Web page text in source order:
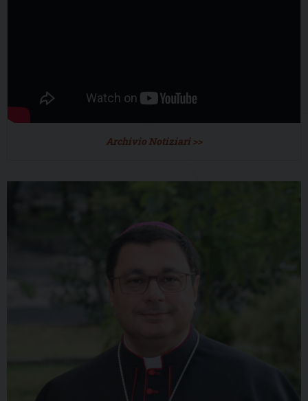
Archivio Notiziari >>